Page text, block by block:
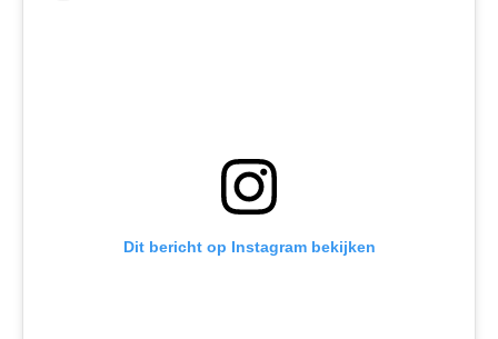
Dit bericht op Instagram bekijken